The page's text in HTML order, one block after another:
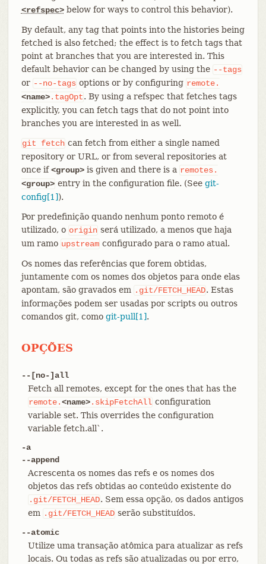
<refspec>below for ways to control this behavior).
By default, any tag that points into the histories being
fetched is also fetched; the effect is to fetch tags that
point at branches that you are interested in. This
default behavior can be changed by using the --tags
or --no-tags options or by configuring remote.
<name>.tagOpt. By using a refspec that fetches tags
explicitly, you can fetch tags that do not point into
branches you are interested in as well.
git fetch can fetch from either a single named
repository or URL, or from several repositories at
once if<group>is given and there is a remotes.
<group> entry in the configuration file. (See git-
config[1]).
Por predefinição quando nenhum ponto remoto é
utilizado, o origin será utilizado, a menos que haja
um ramo upstream configurado para o ramo atual.
Os nomes das referências que forem obtidas,
juntamente com os nomes dos objetos para onde elas
apontam, são gravados em .git/FETCH_HEAD. Estas
informações podem ser usadas por scripts ou outros
comandos git, como git-pull[1].
OPÇÕES
--[no-]all
Fetch all remotes, except for the ones that has the
remote.<name>.skipFetchAll configuration
variable set. This overrides the configuration
variable fetch.all`.
-a
--append
Acrescenta os nomes das refs e os nomes dos
objetos das refs obtidas ao conteúdo existente do
.git/FETCH_HEAD. Sem essa opção, os dados antigos
em .git/FETCH_HEAD serão substituídos.
--atomic
Utilize uma transação atômica para atualizar as refs
locais. Ou todas as refs são atualizadas ou por erro,